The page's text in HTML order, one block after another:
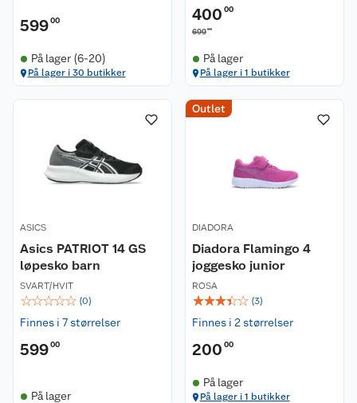
59900
På lager (6-20)
På lager i 30 butikker
400 00
69900
På lager
På lager i 1 butikker
ASICS
Asics PATRIOT 14 GS
løpesko barn
SVART/HVIT
☆☆☆☆☆ (0)
Finnes i 7 størrelser
59900
På lager
Outlet
DIADORA
Diadora Flamingo 4
joggesko junior
ROSA
☆☆☆☆☆ (3)
Finnes i 2 størrelser
200 00
På lager
På lager i 1 butikker